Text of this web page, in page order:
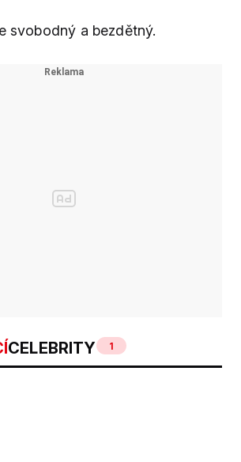
svobodný a bezdětný.
CELEBRITY 1